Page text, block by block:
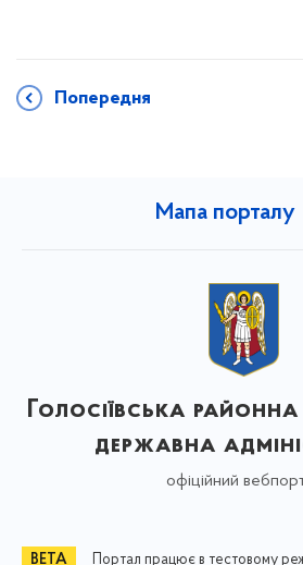
Попередня
Мапа порталу
Голосіївська районна
державна
офіційний
Портал працює в тестовому